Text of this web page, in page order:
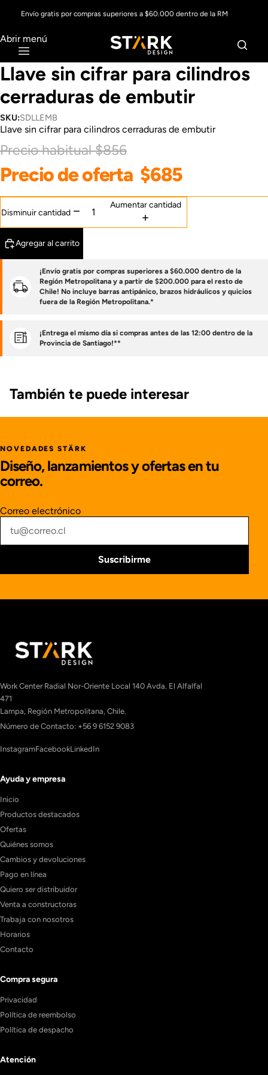
Envío gratis por compras superiores a $60.000 dentro de la RM
Abrir menú
Llave sin cifrar para cilindros
cerraduras de embutir
SKU:SDLLEMB
Llave sin cifrar para cilindros cerraduras de embutir
Precio habitual$856
Precio de oferta $685
Disminuir cantidad
Aumentar cantidad
Agregar al carrito
¡Envío gratis por compras superiores a $60.000 dentro de la
Región Metropolitana y a partir de $200.000 para el resto de
Chile! No incluye barras antipánico, brazos hidráulicos y quicios
fuera de la Región Metropolitana.*
¡Entrega el mismo día si compras antes de las 12:00 dentro de la
Provincia de Santiago!**
También te puede interesar
NOVEDADES STÄRK
Diseño, lanzamientos y ofertas en tu
correo.
Correo electrónico
Suscribirme
Work Center Radial Nor-Oriente Local 140 Avda. El Alfalfal
471
Lampa, Región Metropolitana, Chile.
Número de Contacto: +56 9 6152 9083
InstagramFacebookLinkedIn
Ayuda y empresa
Inicio
Productos destacados
Ofertas
Quiénes somos
Cambios y devoluciones
Pago en línea
Quiero ser distribuidor
Venta a constructoras
Trabaja con nosotros
Horarios
Contacto
Compra segura
Privacidad
Política de reembolso
Política de despacho
Atención